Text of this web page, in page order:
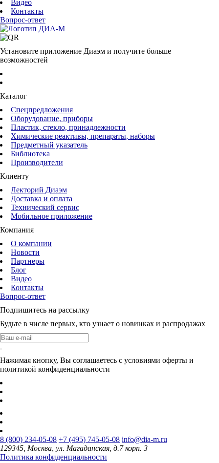
Видео
Контакты
Вопрос-ответ
Установите приложение Диаэм и получите больше
возможностей
Каталог
Спецпредложения
Оборудование, приборы
Пластик, стекло, принадлежности
Химические реактивы, препараты, наборы
Предметный указатель
Библиотека
Производители
Клиенту
Лекторий Диаэм
Доставка и оплата
Технический сервис
Мобильное приложение
Компания
О компании
Новости
Партнеры
Блог
Видео
Контакты
Вопрос-ответ
Подпишитесь на рассылку
Будьте в числе первых, кто узнает о новинках и распродажах
Нажимая кнопку, Вы соглашаетесь с условиями оферты и
политикой конфиденциальности
8 (800) 234-05-08 +7 (495) 745-05-08 info@dia-m.ru
129345, Москва, ул. Магаданская, д.7 корп. 3
Политика конфиденциальности